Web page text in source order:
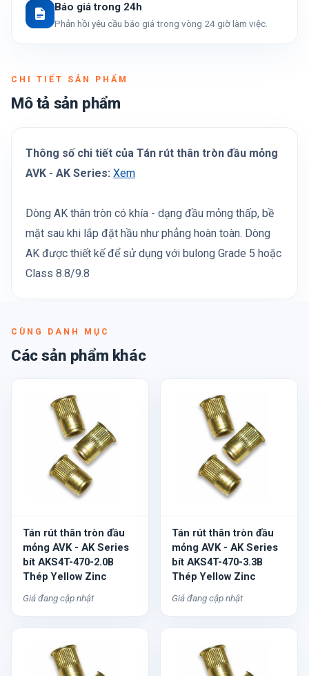
Báo giá trong 24h
Phản hồi yêu cầu báo giá trong vòng 24 giờ làm việc.
CHI TIẾT SẢN PHẨM
Mô tả sản phẩm
Thông số chi tiết của Tán rút thân tròn đầu mỏng
AVK - AK Series: Xem
Dòng AK thân tròn có khía - dạng đầu mỏng thấp, bề
mặt sau khi lắp đặt hầu như phẳng hoàn toàn. Dòng
AK được thiết kế để sử dụng với bulong Grade 5 hoặc
Class 8.8/9.8
CÙNG DANH MỤC
Các sản phẩm khác
Tán rút thân tròn đầu
mỏng AVK - AK Series
bít AKS4T-470-2.0B
Thép Yellow Zinc
Giá đang cập nhật
Tán rút thân tròn đầu
mỏng AVK - AK Series
bít AKS4T-470-3.3B
Thép Yellow Zinc
Giá đang cập nhật